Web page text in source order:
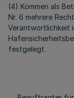
(4) Kommen als
Nr. 6 mehrere
Verantwortlichkeit
festgelegt.